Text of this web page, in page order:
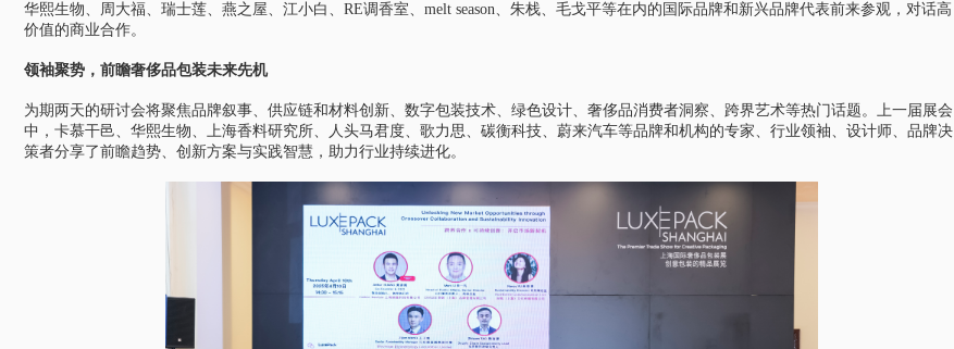
华熙生物、周大福、瑞士莲、燕之屋、江小白、RE调香室、melt season、朱栈、毛戈平等在内的国际品牌和新兴品牌代表前来参观，对话高
价值的商业合作。
领袖聚势，前瞻奢侈品包装未来先机
为期两天的研讨会将聚焦品牌叙事、供应链和材料创新、数字包装技术、绿色设计、奢侈品消费者洞察、跨界艺术等热门话题。上一届展会
中，卡慕干邑、华熙生物、上海香料研究所、人头马君度、歌力思、碳衡科技、蔚来汽车等品牌和机构的专家、行业领袖、设计师、品牌决
策者分享了前瞻趋势、创新方案与实践智慧，助力行业持续进化。